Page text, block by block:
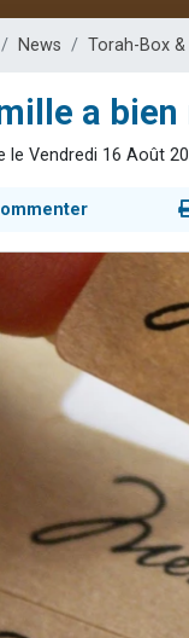
News Torah-Box &
a bien
le Vendredi 16 Août